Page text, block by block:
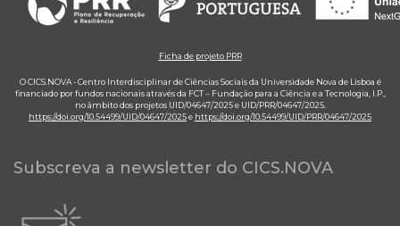
Ficha de projeto PRR
O CICS.NOVA - Centro Interdisciplinar de Ciências Sociais da Universidade Nova de Lisboa é
financiado por fundos nacionais através da FCT – Fundação para a Ciência e a Tecnologia, I.P.,
no âmbito dos projetos UID/04647/2025 e UID/PRR/04647/2025.
https://doi.org/10.54499/UID/04647/2025e https://doi.org/10.54499/UID/PRR/04647/2025
Subscreva a newsletter do CICS.NOVA